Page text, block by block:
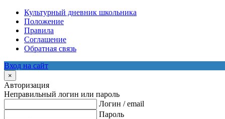
Культурный дневник школьника
Положение
Правила
Соглашение
Обратная связь
Вход на сайт
×
Авторизация
Неправильный логин или пароль
Логин / email
Пароль